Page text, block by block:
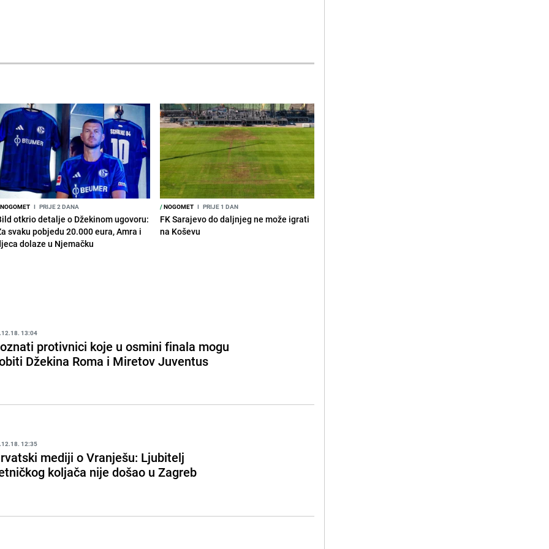
I PRIJE 2 DANA
otkrio detalje o Džekinom ugovoru:
svaku pobjedu 20.000 eura, Amra i
dolaze u Njemačku
/NOGOMET I PRIJE 1 DAN
FK Sarajevo do daljnjeg ne može igrati
na Koševu
13:04
protivnici koje u osmini finala mogu
Džekina Roma i Miretov Juventus
12:35
mediji o Vranješu: Ljubitelj
koljača nije došao u Zagreb